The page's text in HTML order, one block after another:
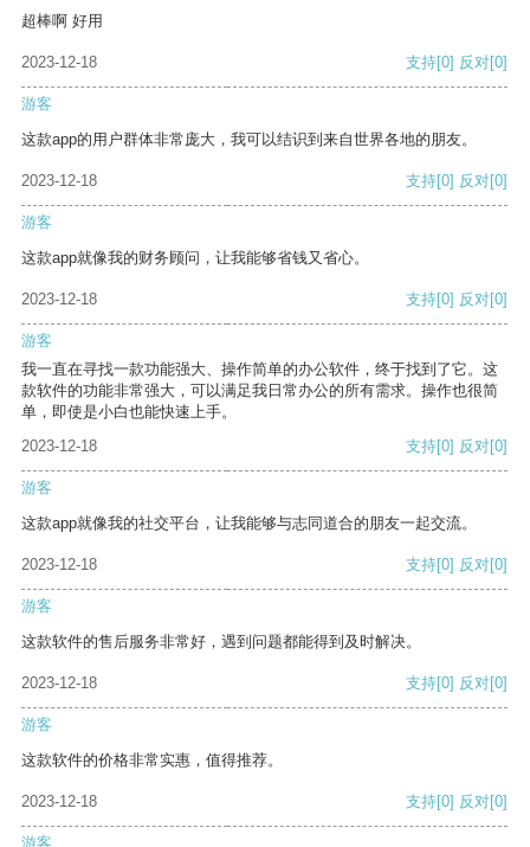
超棒啊 好用
2023-12-18 支持[0] 反对[0]
游客
这款app的用户群体非常庞大，我可以结识到来自世界各地的朋友。
2023-12-18 支持[0] 反对[0]
游客
这款app就像我的财务顾问，让我能够省钱又省心。
2023-12-18 支持[0] 反对[0]
游客
我一直在寻找一款功能强大、操作简单的办公软件，终于找到了它。这
款软件的功能非常强大，可以满足我日常办公的所有需求。操作也很简
单，即使是小白也能快速上手。
2023-12-18
支持[0] 反对[0]
游客
这款app就像我的社交平台，让我能够与志同道合的朋友一起交流。
2023-12-18 支持[0] 反对[0]
游客
这款软件的售后服务非常好，遇到问题都能得到及时解决。
2023-12-18 支持[0] 反对[0]
游客
这款软件的价格非常实惠，值得推荐。
2023-12-18 支持[0] 反对[0]
游客